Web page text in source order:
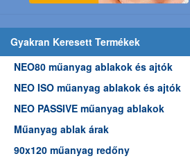
Gyakran Keresett Termékek
NEO80 műanyag ablakok és ajtók
NEO ISO műanyag ablakok és ajtók
NEO PASSIVE műanyag ablakok
Műanyag ablak árak
90x120 műanyag redőny